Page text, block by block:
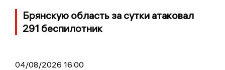
Брянскую область за сутки атаковал
291 беспилотник
04/08/2026 16:00